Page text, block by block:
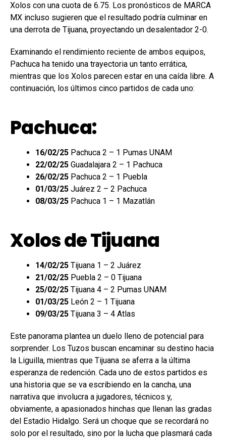
Xolos con una cuota de 6.75. Los pronósticos de MARCA
MX incluso sugieren que el resultado podría culminar en
una derrota de Tijuana, proyectando un desalentador 2-0.
Examinando el rendimiento reciente de ambos equipos,
Pachuca ha tenido una trayectoria un tanto errática,
mientras que los Xolos parecen estar en una caída libre. A
continuación, los últimos cinco partidos de cada uno:
Pachuca:
16/02/25 Pachuca 2 – 1 Pumas UNAM
22/02/25 Guadalajara 2 – 1 Pachuca
26/02/25 Pachuca 2 – 1 Puebla
01/03/25 Juárez 2 – 2 Pachuca
08/03/25 Pachuca 1 – 1 Mazatlán
Xolos de Tijuana
14/02/25 Tijuana 1 – 2 Juárez
21/02/25 Puebla 2 – 0 Tijuana
25/02/25 Tijuana 4 – 2 Pumas UNAM
01/03/25 León 2 – 1 Tijuana
09/03/25 Tijuana 3 – 4 Atlas
Este panorama plantea un duelo lleno de potencial para
sorprender. Los Tuzos buscan encaminar su destino hacia
la Liguilla, mientras que Tijuana se aferra a la última
esperanza de redención. Cada uno de estos partidos es
una historia que se va escribiendo en la cancha, una
narrativa que involucra a jugadores, técnicos y,
obviamente, a apasionados hinchas que llenan las gradas
del Estadio Hidalgo. Será un choque que se recordará no
solo por el resultado, sino por la lucha que plasmará cada